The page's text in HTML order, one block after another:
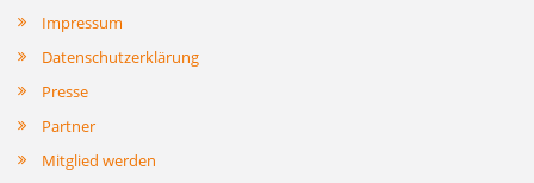
Impressum
Datenschutzerklärung
Presse
Partner
Mitglied werden